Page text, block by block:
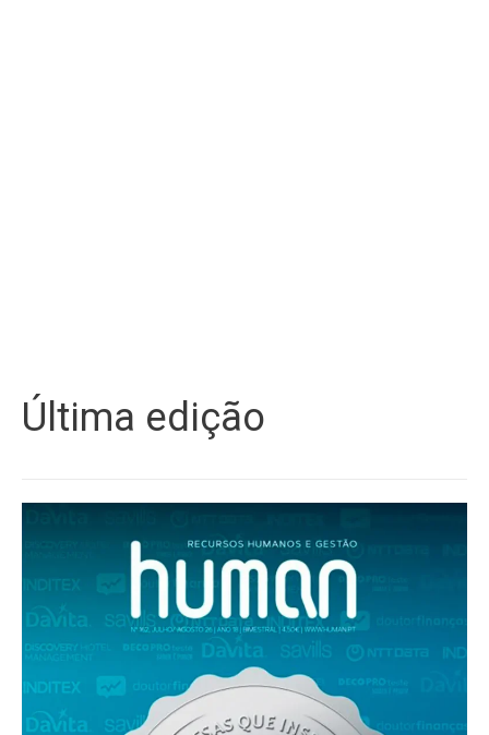
Última edição